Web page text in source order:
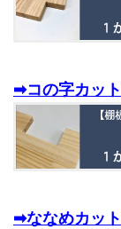
➡コの字カッ
➡ななめカッ